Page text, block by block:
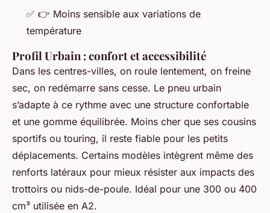
✅ 👉 Moins sensible aux variations de
température
Profil Urbain : confort et accessibilité
Dans les centres-villes, on roule lentement, on freine
sec, on redémarre sans cesse. Le pneu urbain
s’adapte à ce rythme avec une structure confortable
et une gomme équilibrée. Moins cher que ses cousins
sportifs ou touring, il reste fiable pour les petits
déplacements. Certains modèles intègrent même des
renforts latéraux pour mieux résister aux impacts des
trottoirs ou nids-de-poule. Idéal pour une 300 ou 400
cm³ utilisée en A2.